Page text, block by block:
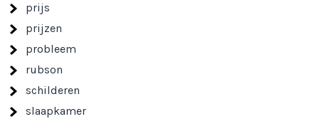
prijs
prijzen
probleem
rubson
schilderen
slaapkamer